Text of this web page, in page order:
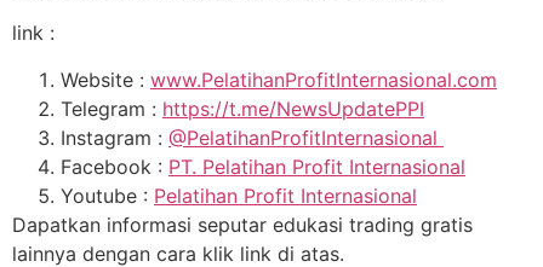
link :
Website : www.PelatihanProfitInternasional.com
Telegram : https://t.me/NewsUpdatePPI
Instagram : @PelatihanProfitInternasional
Facebook : PT. Pelatihan Profit Internasional
Youtube : Pelatihan Profit Internasional
Dapatkan informasi seputar edukasi trading gratis
lainnya dengan cara klik link di atas.